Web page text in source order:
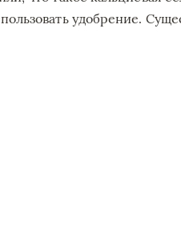
удобрение.